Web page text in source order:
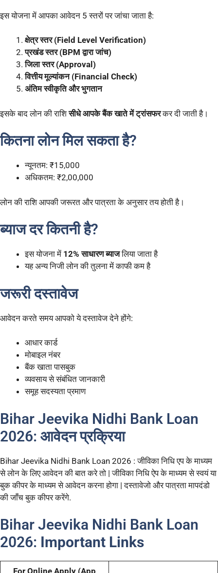
इस योजना में आपका आवेदन 5 स्तरों पर जांचा जाता है:
क्षेत्र स्तर (Field Level Verification)
प्रखंड स्तर (BPM द्वारा जांच)
जिला स्तर (Approval)
वित्तीय मूल्यांकन (Financial Check)
अंतिम स्वीकृति और भुगतान
इसके बाद लोन की राशिसीधे आपके बैंक खाते में ट्रांसफरकर दी जाती है।
कितना लोन मिल सकता है?
न्यूनतम: ₹15,000
अधिकतम: ₹2,00,000
लोन की राशि आपकी जरूरत और पात्रता के अनुसार तय होती है।
ब्याज दर कितनी है?
इस योजना में 12% साधारण ब्याजलिया जाता है
यह अन्य निजी लोन की तुलना में काफी कम है
जरूरी दस्तावेज
आवेदन करते समय आपको ये दस्तावेज देने होंगे:
आधार कार्ड
मोबाइल नंबर
बैंक खाता पासबुक
व्यवसाय से संबंधित जानकारी
समूह सदस्यता प्रमाण
Bihar Jeevika Nidhi Bank Loan
2026: आवेदन प्रक्रिया
Bihar Jeevika Nidhi Bank Loan 2026 : जीविका निधि एप के माध्यम
से लोन के लिए आवेदन की बात करे तो | जीविका निधि ऐप के माध्यम से स्वयं या
बुक कीपर के माध्यम से आवेदन करना होगा | दस्तावेजो और पात्रता मापदंडो
की जाँच बुक कीपर करेंगे.
Bihar Jeevika Nidhi Bank Loan
2026: Important Links